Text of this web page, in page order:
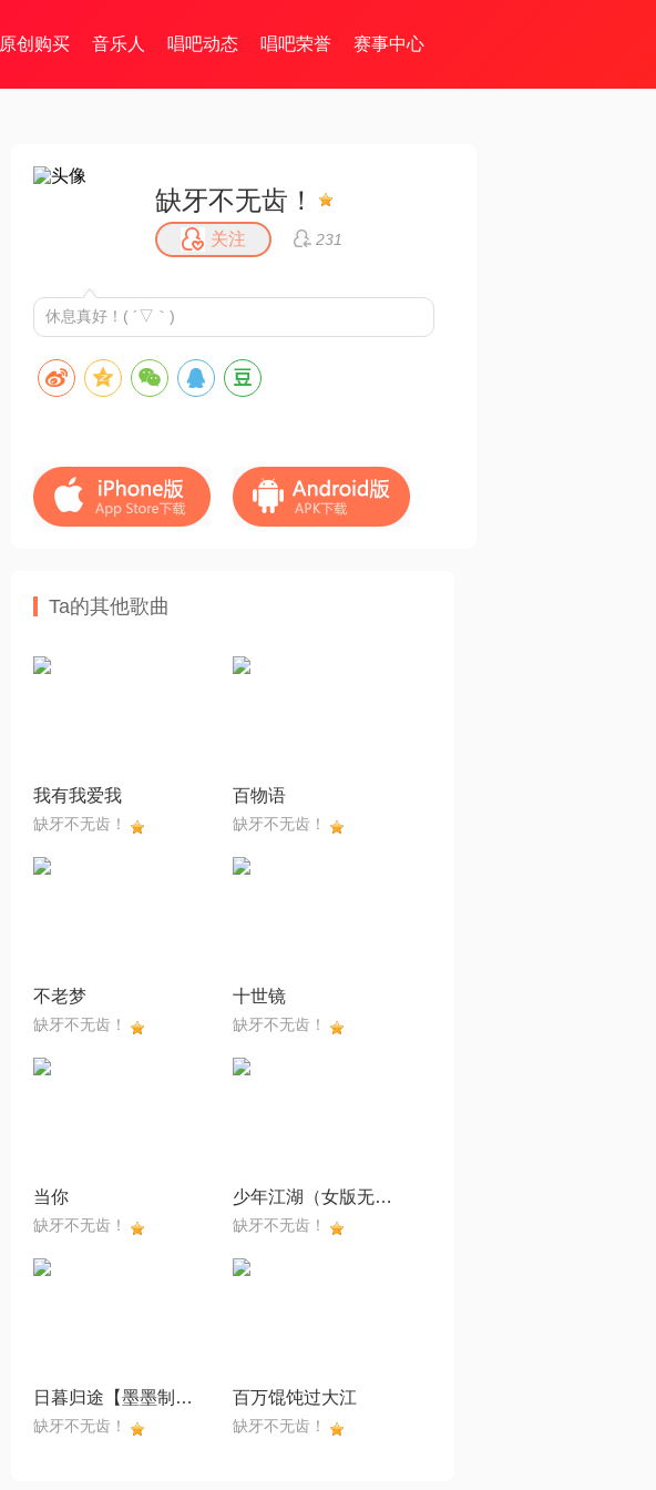
原创购买 音乐人 唱吧动态 唱吧荣誉 赛事中心
缺牙不无齿！
关注 231
休息真好！( ´▽｀)
Ta的其他歌曲
我有我爱我
缺牙不无齿！
百物语
缺牙不无齿！
不老梦
缺牙不无齿！
十世镜
缺牙不无齿！
当你
缺牙不无齿！
少年江湖（女版无念白）
缺牙不无齿！
日暮归途【墨墨制作】
缺牙不无齿！
百万馄饨过大江
缺牙不无齿！